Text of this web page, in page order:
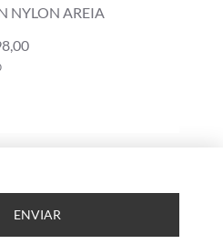
NYLON AREIA
ENVIAR